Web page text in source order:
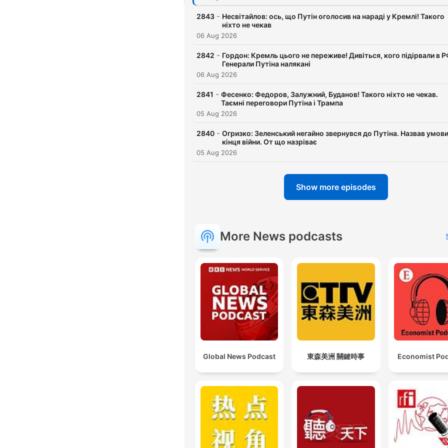
2843 - Несвітайлов: ось, що Путін оголосив на нараді у Кремлі! Такого
ніхто не чекав
06 Aug 2026
2842 - Гордон: Кремль цього не переживе! Дивіться, кого підірвали в
Генерали Путіна налякані
06 Aug 2026
2841 - Фесенко: Федоров, Залужний, Буданов! Такого ніхто не чекав.
Таємні переговори Путіна і Трампа
05 Aug 2026
2840 - Огризко: Зеленський негайно звернувся до Путіна. Назвав умови
кінця війни. От що назріває
05 Aug 2026
Show more episodes
More News podcasts
Global News Podcast 東森美洲 關鍵時事 Economist